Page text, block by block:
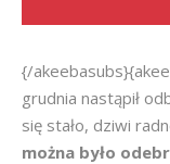
{/
grudnia nastąpił
się stało, dziwi
można było